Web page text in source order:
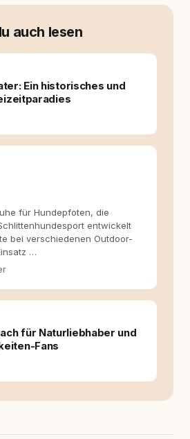
Bindung dort, wo Verständnis
– nicht umgekehrt. Aus dieser
entstand rundum.dog – ein
Serviceportal für
in Deutschland, Österreich
Meine Überzeugung:
mit Wissen. Wer seinen
trifft bessere Entscheidungen –
das beiden guttut.
auch lesen
Ein historisches und
für Hundepfoten, die
entwickelt
bei verschiedenen Outdoor-
…
für Naturliebhaber und
Fans